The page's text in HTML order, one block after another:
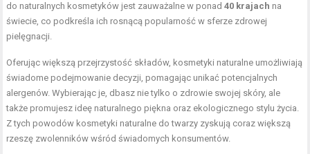
do naturalnych kosmetyków jest zauważalne w ponad40 krajach na
świecie, co podkreśla ich rosnącą popularność w sferze zdrowej
pielęgnacji.
Oferując większą przejrzystość składów, kosmetyki naturalne umożliwiają
świadome podejmowanie decyzji, pomagając unikać potencjalnych
alergenów. Wybierając je, dbasz nie tylko o zdrowie swojej skóry, ale
także promujesz ideę naturalnego piękna oraz ekologicznego stylu życia.
Z tych powodów kosmetyki naturalne do twarzy zyskują coraz większą
rzeszę zwolenników wśród świadomych konsumentów.